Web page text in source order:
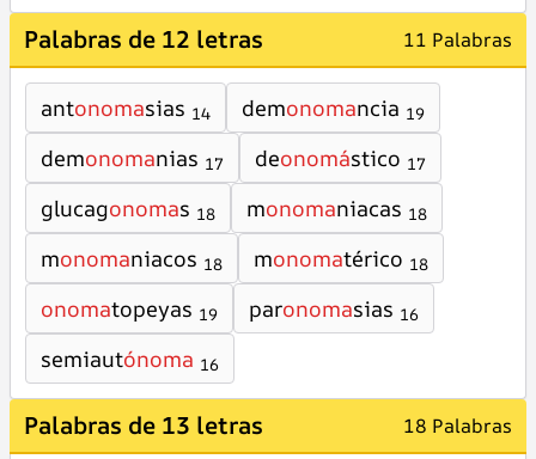
Palabras de 12 letras 11 Palabras
antonomasias 14 demonomancia 19
demonomanias 17 deonomástico 17
glucagonomas 18 monomaniacas 18
monomaniacos 18 monomatérico 18
onomatopeyas 19 paronomasias 16
semiautónoma 16
Palabras de 13 letras 18 Palabras